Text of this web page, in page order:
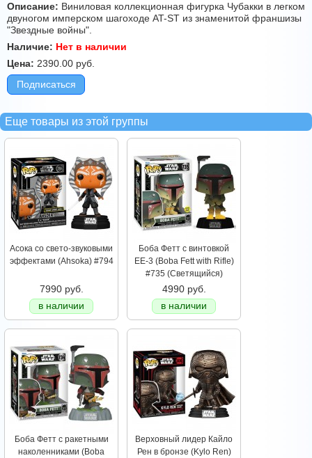
Описание: Виниловая коллекционная фигурка Чубакки в легком
двуногом имперском шагоходе AT-ST из знаменитой франшизы
"Звездные войны".
Наличие: Нет в наличии
Цена: 2390.00 руб.
Подписаться
Еще товары из этой группы
Асока со свето-звуковыми
эффектами (Ahsoka) #794
7990 руб.
в наличии
Боба Фетт с винтовкой
EE-3 (Boba Fett with Rifle)
#735 (Светящийся)
4990 руб.
в наличии
Боба Фетт с ракетными
наколенниками (Boba
Верховный лидер Кайло
Рен в бронзе (Kylo Ren)